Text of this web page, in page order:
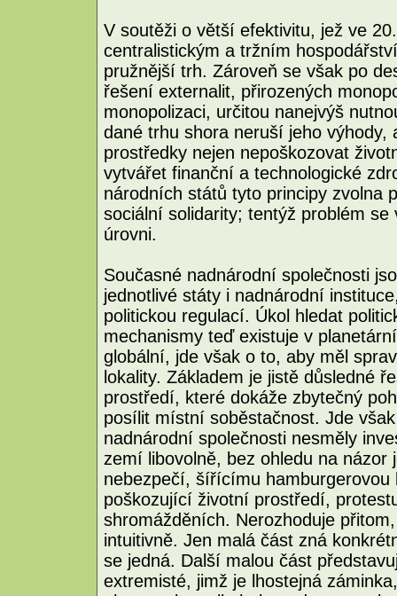
V soutěži o větší efektivitu, jež ve
centralistickým a tržním
pružnější trh. Zároveň se však po
řešení externalit, přirozených
monopolizaci, určitou nanejvýš
dané trhu shora neruší jeho výhody,
prostředky nejen nepoškozovat
vytvářet finanční a technologické
národních států tyto principy zvolna
sociální solidarity; tentýž problém
úrovni.
Současné nadnárodní společnosti
jednotlivé státy i nadnárodní
politickou regulací. Úkol hledat
mechanismy teď existuje v
globální, jde však o to, aby měl
lokality. Základem je jistě důsledné
prostředí, které dokáže zbytečný
posílit místní soběstačnost. Jde
nadnárodní společnosti nesměly
zemí libovolně, bez ohledu na
nebezpečí, šířícímu hamburgerovou
poškozující životní prostředí,
shromážděních. Nerozhoduje
intuitivně. Jen malá část zná
se jedná. Další malou část
extremisté, jimž je lhostejná